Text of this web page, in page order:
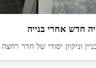
חדש אחרי בנייה
וניקיון יסודי של חדר